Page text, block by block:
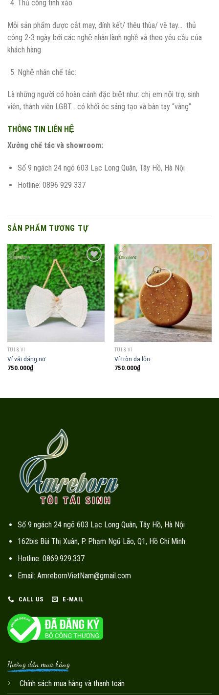
Thủ công tinh xảo
Mỗi sản phẩm được cắt may, đính kết/ thêu thùa/ vẽ tay… thủ
công 2-3 ngày bởi các nghệ nhân lành nghề và theo yêu cầu của
khách hàng
Nghệ nhân chế tác:
Là những người có hoàn cảnh đặc biệt như: chị em nội trợ, sinh
viên, thành viên LGBT… có khối óc sáng tạo và bàn tay “vàng”
THÔNG TIN LIÊN HỆ
Xưởng chế tác và showroom:
Số 9 ngách 24 ngõ 603 Lạc Long Quân, Tây Hồ, Hà Nội
Hotline: 0896 929 337
SẢN PHẨM TƯƠNG TỰ
Add to
wishlist
TÚI & VÍ
Ví vải dáng nơ
750.000₫
Add to
wishlist
TÚI & VÍ
Ví tròn da lộn
750.000₫
Số 9 ngách 24 ngõ 603 Lạc Long Quân, Tây Hồ, Hà Nội
162bis Bùi Thị Xuân, P. Phạm Ngũ Lão, Q1, Hồ Chí Minh
Hotline: 0869.929.337
Email: AmrebornVietNam@gmail.com
CALL US E-MAIL
Hướng dẫn mua hàng
Chính sách mua hàng và thanh toán